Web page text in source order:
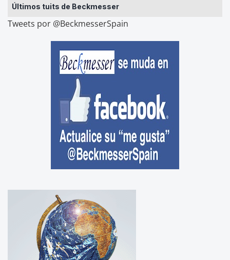
Últimos tuits de Beckmesser
Tweets por @BeckmesserSpain